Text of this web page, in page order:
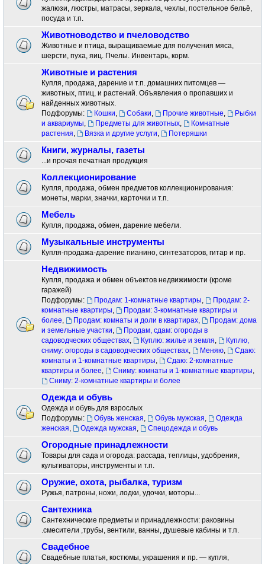
жалюзи, люстры, матрасы, зеркала, чехлы, постельное бельё,
посуда и т.п.
Животноводство и пчеловодство
Животные и птица, выращиваемые для получения мяса,
шерсти, пуха, яиц. Пчелы. Инвентарь, корм.
Животные и растения
Купля, продажа, дарение и т.п. домашних питомцев —
животных, птиц, и растений. Объявления о пропавших и
найденных животных.
Подфорумы:
Кошки, Собаки, Прочие животные,
Рыбки
и аквариумы, Предметы для животных,
Комнатные
растения, Вязка и другие услуги, Потеряшки
Книги, журналы, газеты
...и прочая печатная продукция
Коллекционирование
Купля, продажа, обмен предметов коллекционирования:
монеты, марки, значки, карточки и т.п.
Мебель
Купля, продажа, обмен, дарение мебели.
Музыкальные инструменты
Купля-продажа-дарение пианино, синтезаторов, гитар и пр.
Недвижимость
Купля, продажа и обмен объектов недвижимости (кроме
гаражей)
Подфорумы:
Продам: 1-комнатные квартиры,
Продам: 2-
комнатные квартиры,
Продам: 3-комнатные квартиры и
более, Продам: комнаты и доли в квартирах,
Продам: дома
и земельные участки,
Продам, сдам: огороды в
садоводческих обществах, Куплю: жилье и земля,
Куплю,
сниму: огороды в садоводческих обществах, Меняю,
Сдаю:
комнаты и 1-комнатные квартиры,
Сдаю: 2-комнатные
квартиры и более, Сниму: комнаты и 1-комнатные квартиры,
Сниму: 2-комнатные квартиры и более
Одежда и обувь
Одежда и обувь для взрослых
Подфорумы:
Обувь женская, Обувь мужская,
Одежда
женская, Одежда мужская, Спецодежда и обувь
Огородные принадлежности
Товары для сада и огорода: рассада, теплицы, удобрения,
культиваторы, инструменты и т.п.
Оружие, охота, рыбалка, туризм
Ружья, патроны, ножи, лодки, удочки, моторы...
Сантехника
Сантехнические предметы и принадлежности: раковины
.смесители ,трубы, вентили, ванны, душевые кабины и т.п.
Свадебное
Свадебные платья, костюмы, украшения и пр. — купля,